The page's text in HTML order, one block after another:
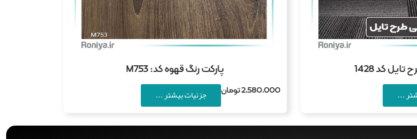
کد 1428
...
پارکت رنگ قهوه کد: M753
2,580,000تومان جزئیات بیشتر ...